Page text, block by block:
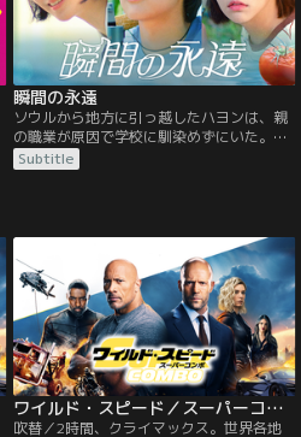
瞬間の永遠
ソウルから地方に引っ越したハヨンは、親
の職業が原因で学校に馴染めずにいた。そ
んなハヨンに声をかけたのは、トマトジュ
ースが好きなヒウォン。彼女たちはあっと
ある日、ヒウォンは“永遠リスト”を思いつ
く。それは2人で永遠に願いをかなえてい
くリスト。だが、二十歳の願い事を書いた
2人に悲劇が襲う。ヒウォンを失ったハヨ
ンは無気力になり、心を閉ざしてしまう。
それでもヒウォンと約束したリストを守る
ために、とある場所へ通うのだった。そん
な時、ハヨンは“永遠リスト”を知る青年、
ドウンと出会う。2人はノートを頼りにリ
ストをかなえていくのだが…
Subtitle
ワイルド・スピード／スーパーコンボ／吹替
吹替／2時間、クライマックス。世界各地